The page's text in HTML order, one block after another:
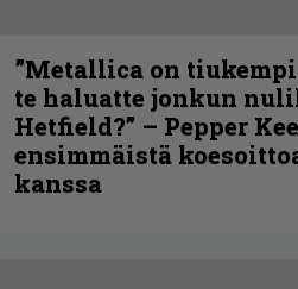
”Metallica on
te haluatte jonkun
Hetfield?” – Pepper
ensimmäistä
kanssa